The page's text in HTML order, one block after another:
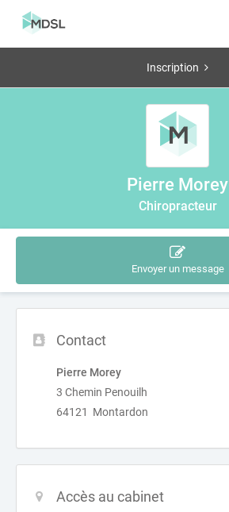
Inscription
Pierre Morey
Chiropracteur
Envoyer un message
Contact
Pierre Morey
3 Chemin Penouilh
64121 Montardon
Accès au cabinet